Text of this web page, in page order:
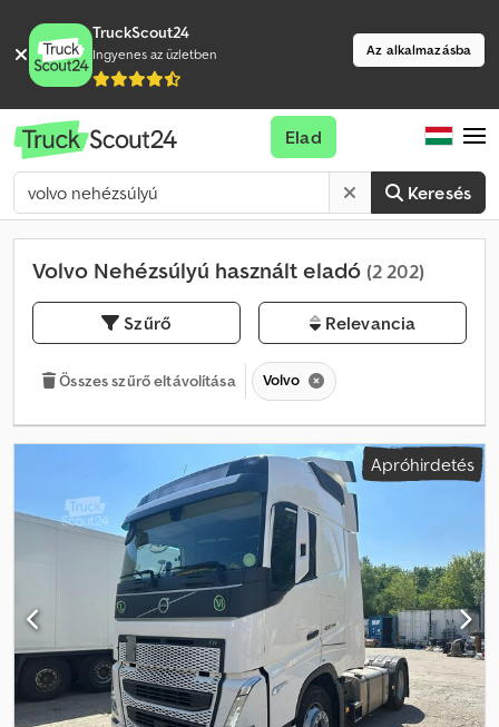
TruckScout24
Ingyenes az üzletben Az alkalmazásba
Keresés
Elad
Volvo Nehézsúlyú használt eladó (2 202)
Szűrő Relevancia
Összes szűrő eltávolítása Volvo
Apróhirdetés